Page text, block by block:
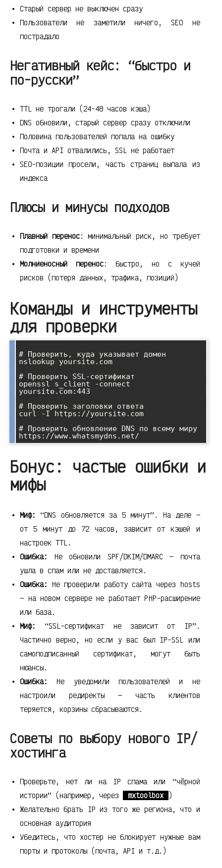
Старый сервер не выключен сразу
Пользователи не заметили ничего, SEO не
пострадало
Негативный кейс: “быстро и
по-русски”
TTL не трогали (24-48 часов кэша)
DNS обновили, старый сервер сразу отключили
Половина пользователей попала на ошибку
Почта и API отвалились, SSL не работает
SEO-позиции просели, часть страниц выпала из
индекса
Плюсы и минусы подходов
Плавный перенос: минимальный риск, но требует
подготовки и времени
Молниеносный перенос: быстро, но с кучей
рисков (потеря данных, трафика, позиций)
Команды и инструменты
для проверки
# Проверить, куда указывает домен
nslookup yoursite.com
# Проверить SSL-сертификат
openssl s_client -connect
yoursite.com:443
# Проверить заголовки ответа
curl -I https://yoursite.com
# Проверить обновление DNS по всему миру
Бонус: частые ошибки и
мифы
Миф:
“DNS обновляется за 5 минут”. На деле —
от 5 минут до 72 часов, зависит от кэшей и
настроек TTL.
Ошибка:
Не обновили SPF/DKIM/DMARC — почта
ушла в спам или не доставляется.
Ошибка: Не проверили работу сайта через hosts
— на новом сервере не работает PHP-расширение
или база.
Миф:
“SSL-сертификат не зависит от IP”.
Частично верно, но если у вас был IP-SSL или
самоподписанный сертификат, могут быть
нюансы.
Ошибка:
Не уведомили пользователей и не
настроили редиректы — часть клиентов
теряется, корзины сбрасываются.
Советы по выбору нового IP/
хостинга
Проверьте, нет ли на IP спама или “чёрной
истории” (например, через
mxtoolbox
)
Желательно брать IP из того же региона, что и
основная аудитория
Убедитесь, что хостер не блокирует нужные вам
порты и протоколы (почта, API и т.д.)